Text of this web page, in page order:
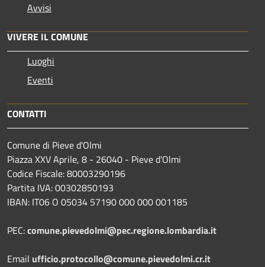
Avvisi
VIVERE IL COMUNE
Luoghi
Eventi
CONTATTI
Comune di Pieve d'Olmi
Piazza XXV Aprile, 8 - 26040 - Pieve d'Olmi
Codice Fiscale: 80003290196
Partita IVA: 00302850193
IBAN: IT06 O 05034 57190 000 000 001185
PEC:comune.pievedolmi@pec.regione.lombardia.it
Email ufficio.protocollo@comune.pievedolmi.cr.it